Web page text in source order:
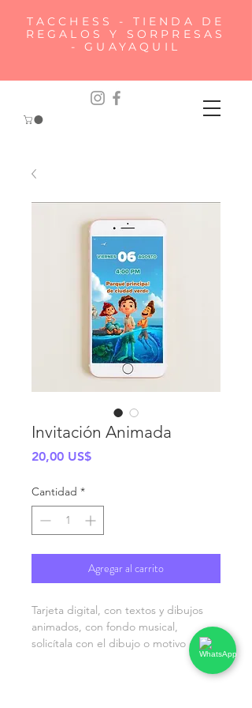
TACCHESS - TIENDA DE
REGALOS Y SORPRESAS
- GUAYAQUIL
Invitación Animada
20,00 US$Precio
Cantidad *
Agregar al carrito
Tarjeta digital, con textos y dibujos
animados, con fondo musical,
solicítala con el dibujo o motivo que